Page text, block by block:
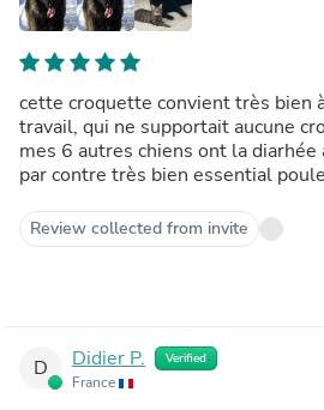
cette croquette convient très bien
travail, qui ne supportait aucune
mes 6 autres chiens ont la
par contre très bien essential
Review collected from invite
D Didier P. Verified
France